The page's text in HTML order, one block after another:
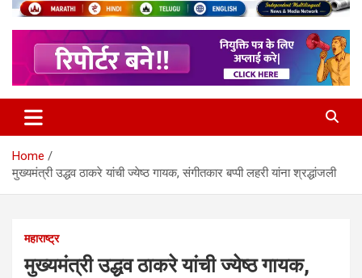
Mahimakhadicha
Home
मुख्यमंत्री उद्धव ठाकरे यांची ज्येष्ठ गायक, संगीतकार बप्पी लहरी यांना श्रद्धांजली
महाराष्ट्र
मुख्यमंत्री उद्धव ठाकरे यांची ज्येष्ठ गायक,